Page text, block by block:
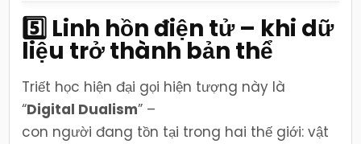
5️⃣ Linh hồn điện tử – khi dữ
liệu trở thành bản thể
Triết học hiện đại gọi hiện tượng này là
“Digital Dualism” –
con người đang tồn tại trong hai thế giới: vật